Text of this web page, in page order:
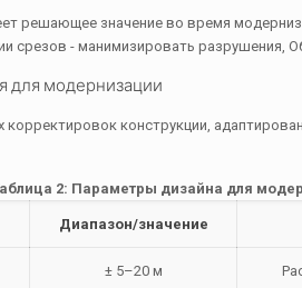
решающее значение во время
срезов - манимизировать разрушения,
для модернизации
корректировок конструкции,
2: Параметры дизайна для
Диапазон/значение
± 5–20 м